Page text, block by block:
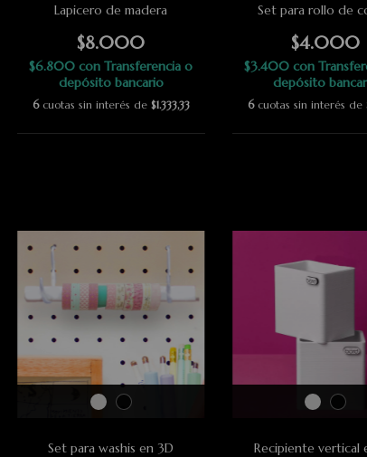
Lapicero de madera
$8.000
$6.800con Transferencia o
depósito bancario
6 cuotas sin interés de $1.333,33
Set para rollo de
$4.000
$3.400con
depósito
6 cuotas sin interés de
Set para washis en 3D Recipiente vertical